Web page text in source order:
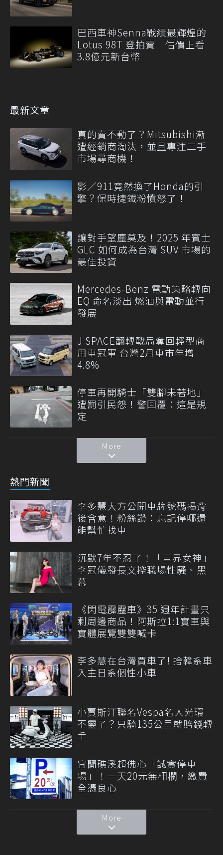
巴西車神Senna戰績最輝煌的
Lotus 98T 登拍賣 估價上看
3.8億元新台幣
最新文章
真的賣不動了？Mitsubishi漸
遭經銷商淘汰，並且專注二手
市場尋商機！
影／911竟然換了Honda的引
擎？保時捷鐵粉憤怒了！
讓對手望塵莫及！2025 年賓士
GLC 如何成為台灣 SUV 市場的
最佳投資
Mercedes-Benz 電動策略轉向
EQ 命名淡出 燃油與電動並行
發展
J SPACE翻轉戰局奪回輕型商
用車冠軍 台灣2月車市年增
4.8%
停車再開騎士「雙腳未著地」
遭罰引民怨！警回覆：這是規
定
More
熱門新聞
李多慧大方公開車牌號碼揭背
後含意！粉絲讚：忘記停哪還
能幫忙找車
沉默7年不忍了！「車界女神」
李冠儀發長文控職場性騷、黑
幕
《閃電霹靂車》35 週年計畫只
剩周邊商品！阿斯拉1:1實車與
實體展覽雙雙喊卡
李多慧在台灣買車了! 捨韓系車
入主日系個性小車
小賈斯汀聯名Vespa名人光環
不靈了？只騎135公里就賠錢轉
手
宜蘭礁溪超佛心「誠實停車
場」！一天20元無柵欄，繳費
全憑良心
More